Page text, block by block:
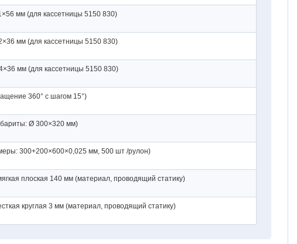
мм (для кассетницы 5150 830)
мм (для кассетницы 5150 830)
мм (для кассетницы 5150 830)
360° с шагом 15°)
Ø 300×320 мм)
300+200×600×0,025 мм, 500 шт /рулон)
плоская 140 мм (материал, проводящий статику)
круглая 3 мм (материал, проводящий статику)